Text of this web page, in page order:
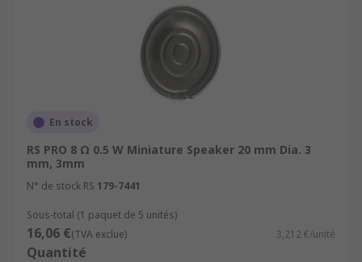
En stock
RS PRO 8 Ω 0.5 W Miniature Speaker 20 mm Dia. 3
mm, 3mm
N° de stock RS 179-7441
Sous-total (1 paquet de 5 unités)
16,06 €(TVA exclue) 3,212 €/unité
Quantité